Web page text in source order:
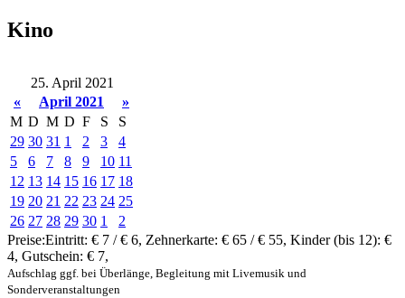
Kino
25. April 2021
«
April 2021
»
M D M D F S
S
29 30 31 1 2 3
4
5
6 7 8 9 10 11
12 13 14 15 16 17 18
19 20 21 22 23 24 25
26 27 28 29 30 1
2
Preise:Eintritt: € 7 / € 6, Zehnerkarte: € 65 / € 55, Kinder (bis 12): €
4, Gutschein: € 7,
Aufschlag ggf. bei Überlänge, Begleitung mit Livemusik und
Sonderveranstaltungen